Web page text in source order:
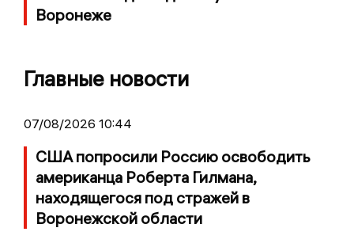
Воронеже
Главные новости
07/08/2026 10:44
США попросили Россию освободить
американца Роберта Гилмана,
находящегося под стражей в
Воронежской области